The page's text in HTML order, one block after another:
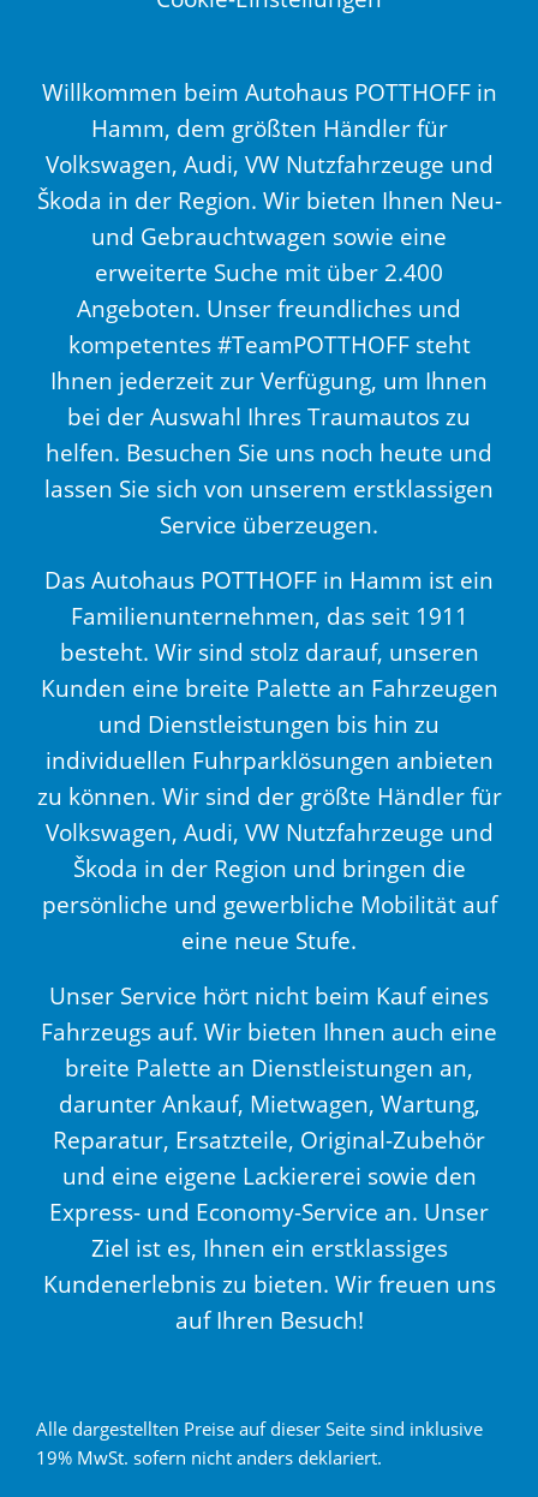
Willkommen beim Autohaus POTTHOFF in
Hamm, dem größten Händler für
Volkswagen, Audi, VW Nutzfahrzeuge und
Škoda in der Region. Wir bieten Ihnen Neu-
und Gebrauchtwagen sowie eine
erweiterte Suche mit über 2.400
Angeboten. Unser freundliches und
kompetentes #TeamPOTTHOFF steht
Ihnen jederzeit zur Verfügung, um Ihnen
bei der Auswahl Ihres Traumautos zu
helfen. Besuchen Sie uns noch heute und
lassen Sie sich von unserem erstklassigen
Service überzeugen.
Das Autohaus POTTHOFF in Hamm ist ein
Familienunternehmen, das seit 1911
besteht. Wir sind stolz darauf, unseren
Kunden eine breite Palette an Fahrzeugen
und Dienstleistungen bis hin zu
individuellen Fuhrparklösungen anbieten
zu können. Wir sind der größte Händler für
Volkswagen, Audi, VW Nutzfahrzeuge und
Škoda in der Region und bringen die
persönliche und gewerbliche Mobilität auf
eine neue Stufe.
Unser Service hört nicht beim Kauf eines
Fahrzeugs auf. Wir bieten Ihnen auch eine
breite Palette an Dienstleistungen an,
darunter Ankauf, Mietwagen, Wartung,
Reparatur, Ersatzteile, Original-Zubehör
und eine eigene Lackiererei sowie den
Express- und Economy-Service an. Unser
Ziel ist es, Ihnen ein erstklassiges
Kundenerlebnis zu bieten. Wir freuen uns
auf Ihren Besuch!
Alle dargestellten Preise auf dieser Seite sind inklusive
19% MwSt. sofern nicht anders deklariert.